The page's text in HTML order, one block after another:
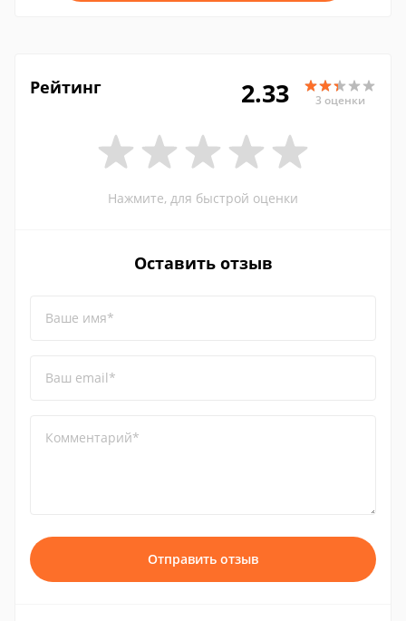
Рейтинг 2.33 3 оценки
Нажмите, для быстрой оценки
Оставить отзыв
Ваше имя*
Ваш email*
Комментарий*
Отправить отзыв